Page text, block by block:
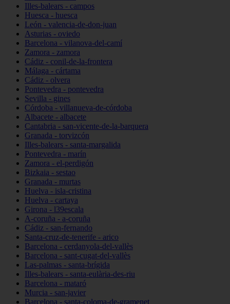
Illes-balears - campos
Huesca - huesca
León - valencia-de-don-juan
Asturias - oviedo
Barcelona - vilanova-del-camí
Zamora - zamora
Cádiz - conil-de-la-frontera
Málaga - cártama
Cádiz - olvera
Pontevedra - pontevedra
Sevilla - gines
Córdoba - villanueva-de-córdoba
Albacete - albacete
Cantabria - san-vicente-de-la-barquera
Granada - torvizcón
Illes-balears - santa-margalida
Pontevedra - marín
Zamora - el-perdigón
Bizkaia - sestao
Granada - murtas
Huelva - isla-cristina
Huelva - cartaya
Girona - l39escala
A-coruña - a-coruña
Cádiz - san-fernando
Santa-cruz-de-tenerife - arico
Barcelona - cerdanyola-del-vallès
Barcelona - sant-cugat-del-vallès
Las-palmas - santa-brígida
Illes-balears - santa-eulària-des-riu
Barcelona - mataró
Murcia - san-javier
Barcelona - santa-coloma-de-gramenet